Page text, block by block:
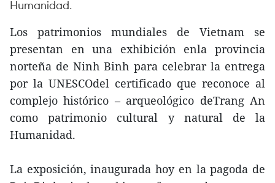
Humanidad.
Los patrimonios mundiales de Vietnam se
presentan en una exhibición enla provincia
norteña de Ninh Binh para celebrar la entrega
por la UNESCOdel certificado que reconoce al
complejo histórico – arqueológico deTrang An
como patrimonio cultural y natural de la
Humanidad.
La exposición, inaugurada hoy en la pagoda de